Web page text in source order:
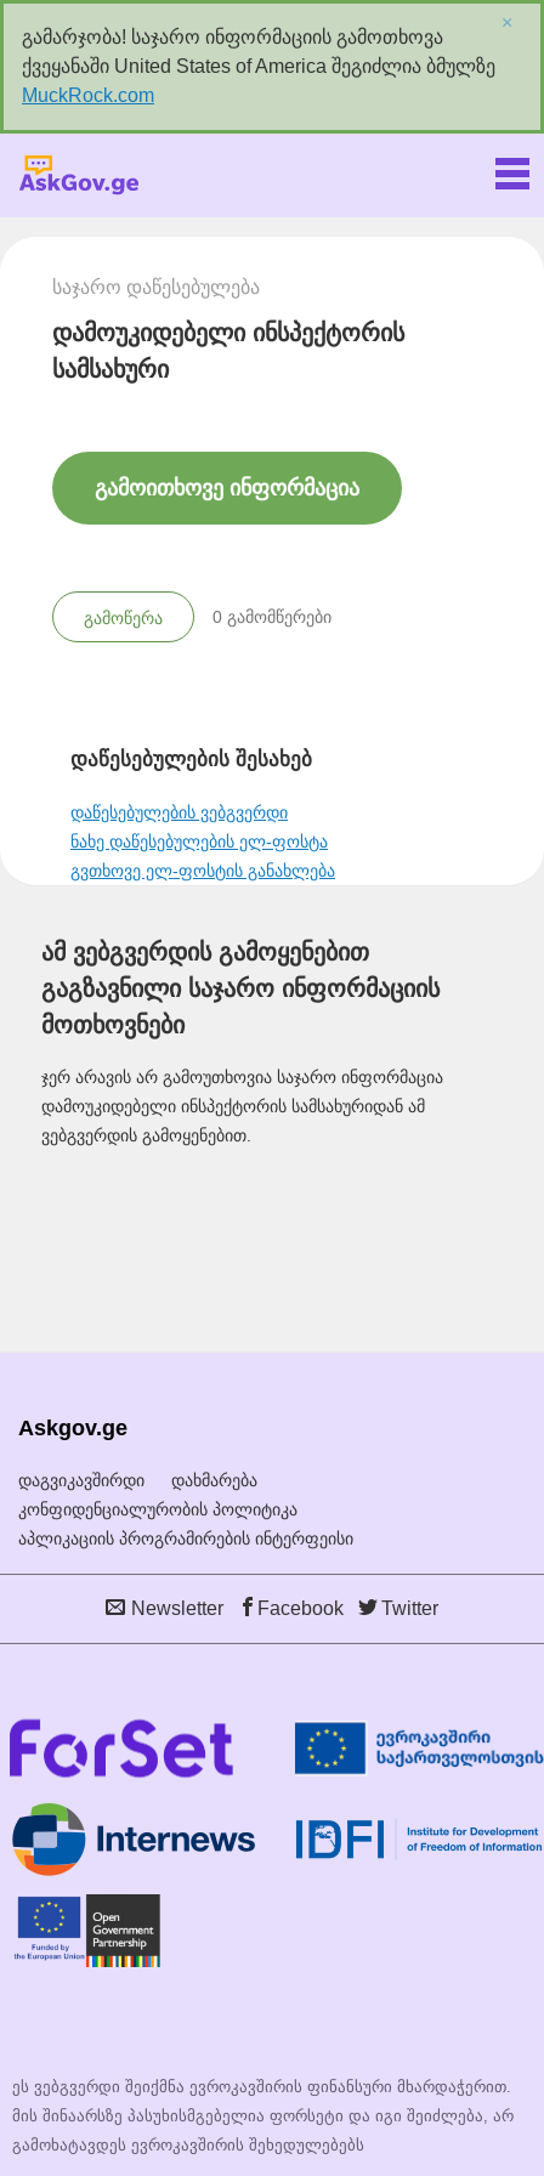
გამარჯობა! საჯარო ინფორმაციის გამოთხოვა
ქვეყანაში United States of America შეგიძლია ბმულზე
MuckRock.com
×
საჯარო დაწესებულება
დამოუკიდებელი ინსპექტორის
სამსახური
გამოითხოვე ინფორმაცია
გამოწერა 0 გამომწერები
დაწესებულების შესახებ
დაწესებულების ვებგვერდი
ნახე დაწესებულების ელ-ფოსტა
გვთხოვე ელ-ფოსტის განახლება
ამ ვებგვერდის გამოყენებით
გაგზავნილი საჯარო ინფორმაციის
მოთხოვნები
ჯერ არავის არ გამოუთხოვია საჯარო ინფორმაცია
დამოუკიდებელი ინსპექტორის სამსახურიდან ამ
ვებგვერდის გამოყენებით.
Askgov.ge
დაგვიკავშირდი
დახმარება
კონფიდენციალურობის პოლიტიკა
აპლიკაციის პროგრამირების ინტერფეისი
Newsletter Facebook Twitter
ეს ვებგვერდი შეიქმნა ევროკავშირის ფინანსური მხარდაჭერით.
მის შინაარსზე პასუხისმგებელია ფორსეტი და იგი შეიძლება, არ
გამოხატავდეს ევროკავშირის შეხედულებებს